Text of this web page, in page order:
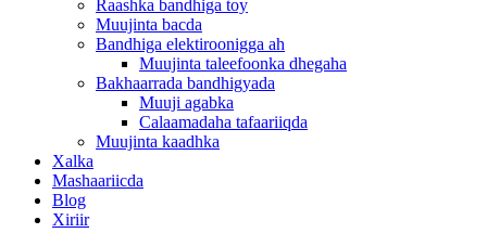
Raashka bandhiga toy
Muujinta bacda
Bandhiga elektiroonigga ah
Muujinta taleefoonka dhegaha
Bakhaarrada bandhigyada
Muuji agabka
Calaamadaha tafaariiqda
Muujinta kaadhka
Xalka
Mashaariicda
Blog
Xiriir